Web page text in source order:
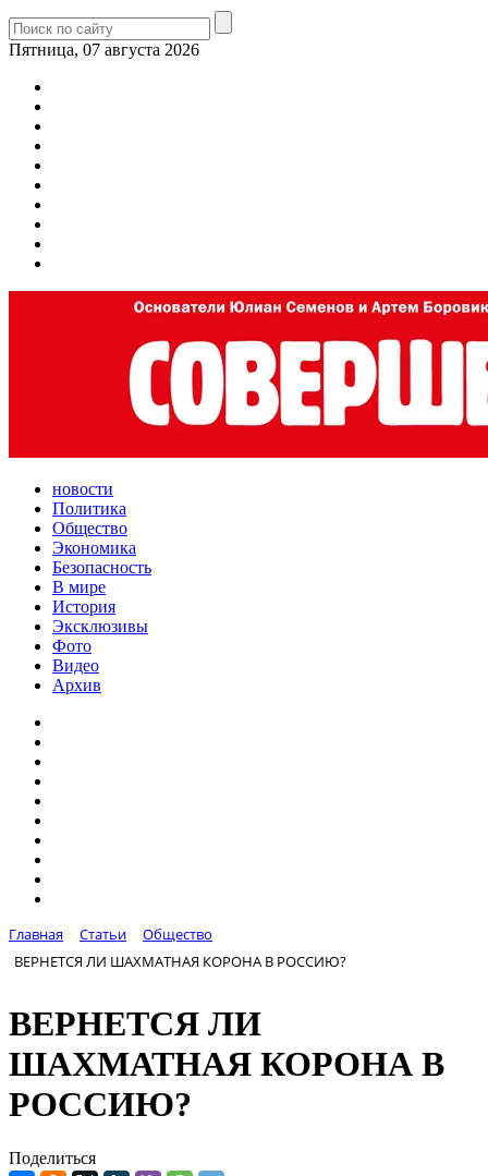
Пятница, 07 августа 2026
новости
Политика
Общество
Экономика
Безопасность
В мире
История
Эксклюзивы
Фото
Видео
Архив
Главная Статьи
Общество
ВЕРНЕТСЯ ЛИ ШАХМАТНАЯ КОРОНА В РОССИЮ?
ВЕРНЕТСЯ ЛИ
ШАХМАТНАЯ КОРОНА В
РОССИЮ?
Поделиться